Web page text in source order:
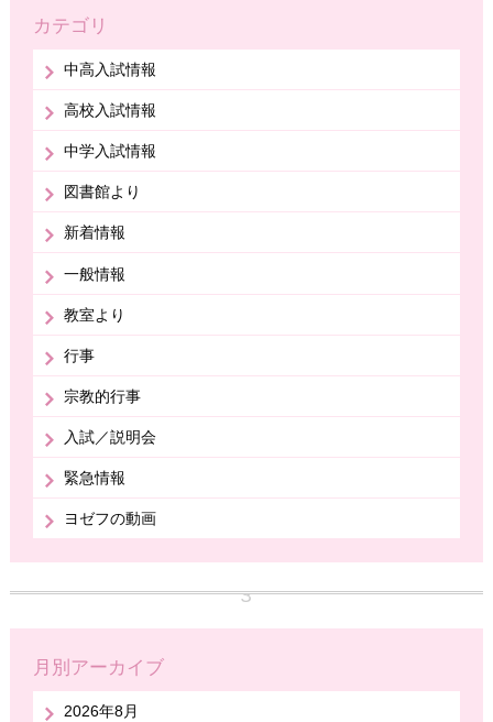
カテゴリ
中高入試情報
高校入試情報
中学入試情報
図書館より
新着情報
一般情報
教室より
行事
宗教的行事
入試／説明会
緊急情報
ヨゼフの動画
月別アーカイブ
2026年8月